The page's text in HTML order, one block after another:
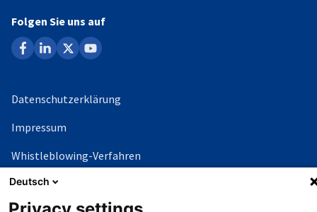
Folgen Sie uns auf
facebook
linkedin
x youtube
Datenschutzerklärung
Impressum
Whistleblowing-Verfahren
© Copyright - 2026 AHK
Deutsch